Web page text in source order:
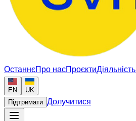
ОстаннєПро насПроєктиДіяльність
EN
UK
Підтримати Долучитися